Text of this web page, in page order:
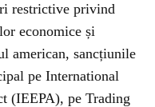
restrictive privind
economice și
american, sancțiunile
pe International
(IEEPA), pe Trading